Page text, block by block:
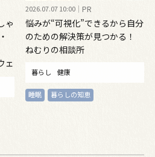
ゃ
ェ
2026.07.07 10:00 PR
悩みが“可視化”できるから自分
のための解決策が見つかる！
ねむりの相談所
暮らし 健康
睡眠 暮らしの知恵